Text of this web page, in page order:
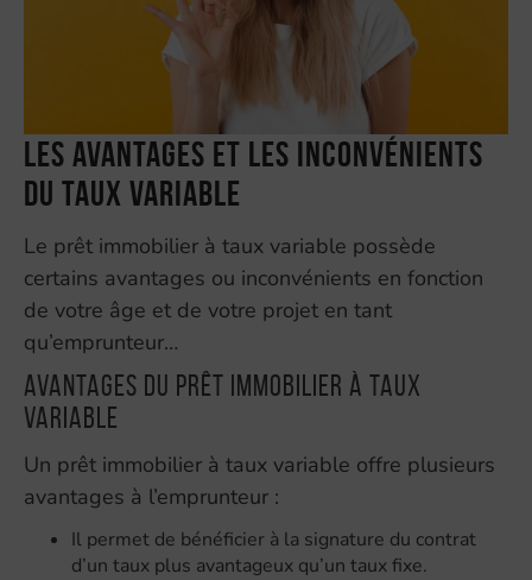
Les avantages et les inconvénients
du taux variable
Le prêt immobilier à taux variable possède
certains avantages ou inconvénients en fonction
de votre âge et de votre projet en tant
qu’emprunteur…
Avantages du prêt immobilier à taux
variable
Un prêt immobilier à taux variable offre plusieurs
avantages à l’emprunteur :
Il permet de bénéficier à la signature du contrat
d’un taux plus avantageux qu’un taux fixe.